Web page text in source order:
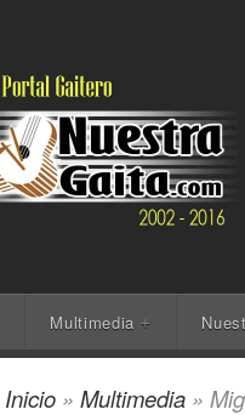
Multimedia +
Inicio » Multimedia »